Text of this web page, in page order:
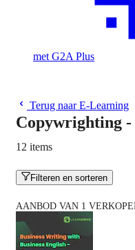
met G2A Plus
Terug naar E-Learning
Copywrighting
12 items
Filteren en sorteren
AANBOD VAN 1